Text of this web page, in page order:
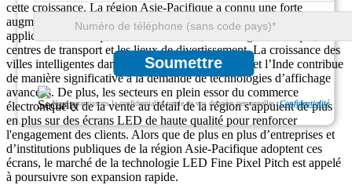
Soumettre
Nous garantissons la confidentialité totale de vos données personnelles.Confidentialité
cette croissance. La région Asie-Pacifique a connu une forte
augmentation de la demande de LED à pas de pixel fin dans des
applications telles que la vente au détail, l'affichage numérique, les
centres de transport et les lieux de divertissement. La croissance des
villes intelligentes dans des pays comme la Chine et l’Inde contribue
de manière significative à la demande de technologies d’affichage
avancées. De plus, les secteurs en plein essor du commerce
électronique et de la vente au détail de la région s'appuient de plus
en plus sur des écrans LED de haute qualité pour renforcer
l'engagement des clients. Alors que de plus en plus d’entreprises et
d’institutions publiques de la région Asie-Pacifique adoptent ces
écrans, le marché de la technologie LED Fine Pixel Pitch est appelé
à poursuivre son expansion rapide.